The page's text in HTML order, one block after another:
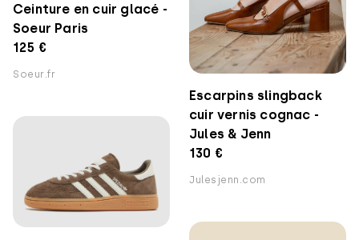
Escarpins slingback
cuir vernis cognac -
Jules & Jenn
130 €
Julesjenn.com
Ceinture en cuir glacé -
Soeur Paris
125 €
Soeur.fr